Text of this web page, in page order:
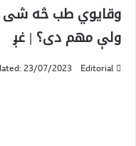
وقايوي طب څه شی
ولې مهم دی؟ | غږ
Editorial
23/07/2023